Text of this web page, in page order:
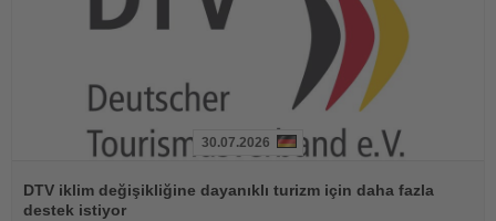
Oku
30.07.2026
DTV iklim değişikliğine dayanıklı turizm için daha fazla
destek istiyor